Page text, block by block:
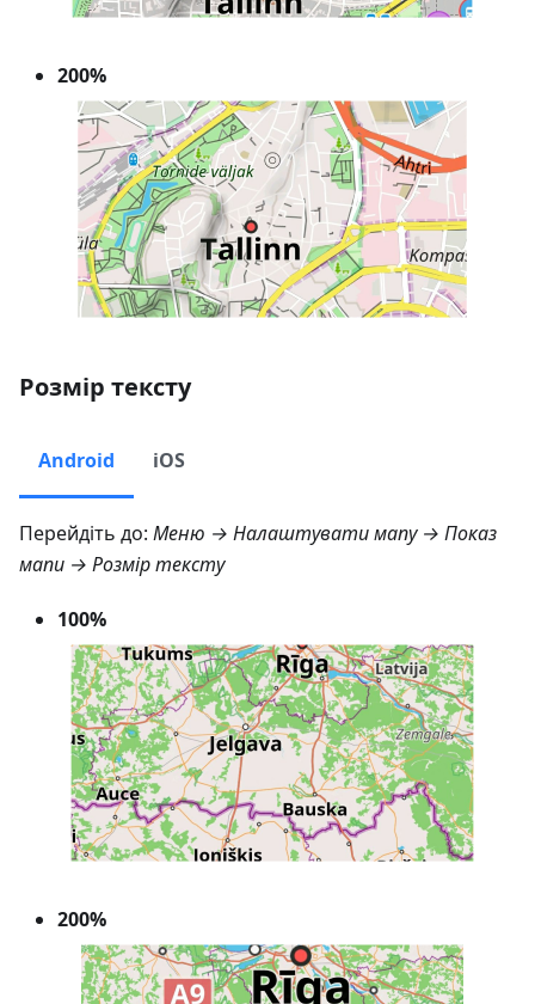
200%
Розмір тексту
Android iOS
Перейдіть до: Меню → Налаштувати мапу → Показ
мапи → Розмір тексту
100%
200%